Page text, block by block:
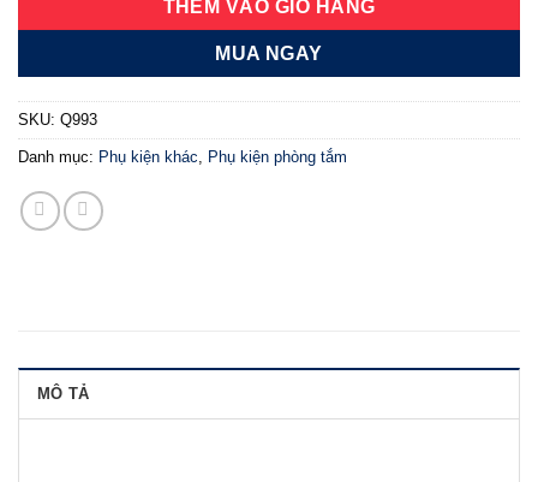
THÊM VÀO GIỎ HÀNG
MUA NGAY
SKU: Q993
Danh mục: Phụ kiện khác, Phụ kiện phòng tắm
MÔ TẢ